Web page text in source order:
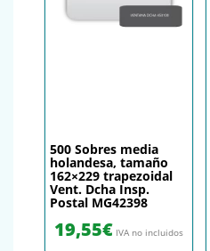
500 Sobres media
holandesa, tamaño
162×229 trapezoidal
Vent. Dcha Insp.
Postal MG42398
19,55€ IVA no incluidos